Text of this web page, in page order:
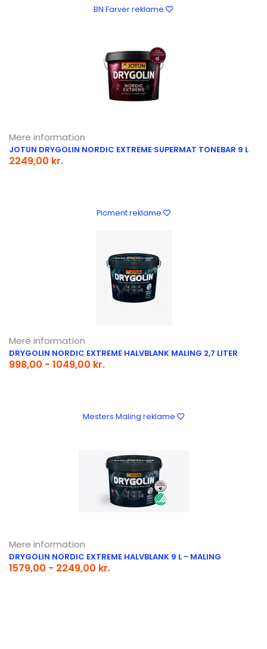
BN Farver reklame
Mere information
JOTUN DRYGOLIN NORDIC EXTREME SUPERMAT TONEBAR 9 L
2249,00 kr.
Picment reklame
Mere information
DRYGOLIN NORDIC EXTREME HALVBLANK MALING 2,7 LITER
998,00 - 1049,00 kr.
Mesters Maling reklame
Mere information
DRYGOLIN NORDIC EXTREME HALVBLANK 9 L - MALING
1579,00 - 2249,00 kr.